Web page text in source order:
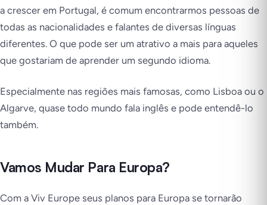
a crescer em Portugal, é comum encontrarmos pessoas de
todas as nacionalidades e falantes de diversas línguas
diferentes. O que pode ser um atrativo a mais para aqueles
que gostariam de aprender um segundo idioma.
Especialmente nas regiões mais famosas, como Lisboa ou o
Algarve, quase todo mundo fala inglês e pode entendê-lo
também.
Vamos Mudar Para Europa?
Com a Viv Europe seus planos para Europa se tornarão